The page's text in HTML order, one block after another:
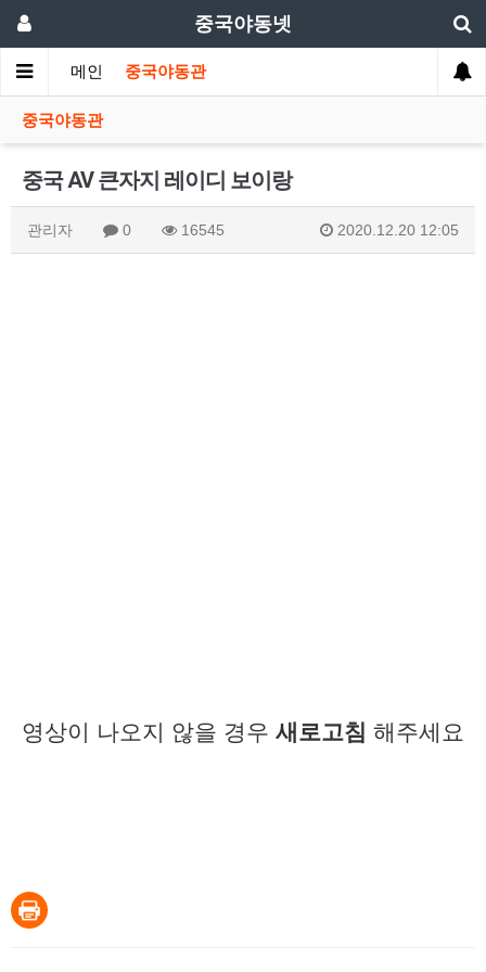
중국야동넷
메인 중국야동관
중국야동관
중국 AV 큰자지 레이디 보이랑
관리자 0 16545 2020.12.20 12:05
영상이 나오지 않을 경우 새로고침 해주세요